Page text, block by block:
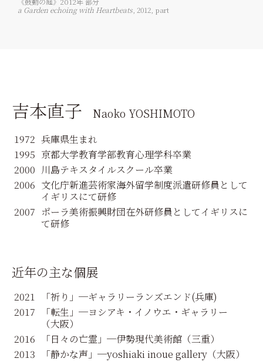
a Garden echoing with Heartbeats, 2012, part
吉本直子 Naoko YOSHIMOTO
1972 兵庫県生まれ
1995 京都大学教育学部教育心理学科卒業
2000 川島テキスタイルスクール卒業
2006 文化庁新進芸術家海外留学制度派遣研修員として
イギリスにて研修
2007 ポーラ美術振興財団在外研修員としてイギリスに
て研修
近年の主な個展
2021 「祈り」─ギャラリーランズエンド(兵庫)
2017
「転生」─ヨシアキ・イノウエ・ギャラリー
（大阪）
2016
「日々の亡霊」─伊勢現代美術館 （三重）
2013
「静かな声」─yoshiaki inoue gallery （大阪）